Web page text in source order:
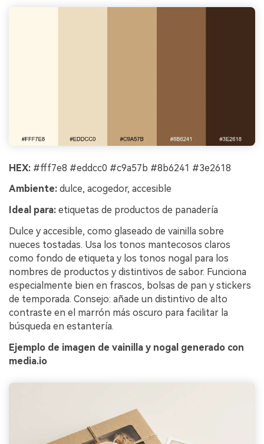
HEX: #fff7e8 #eddcc0 #c9a57b #8b6241 #3e2618
Ambiente: dulce, acogedor, accesible
Ideal para: etiquetas de productos de panadería
Dulce y accesible, como glaseado de vainilla sobre
nueces tostadas. Usa los tonos mantecosos claros
como fondo de etiqueta y los tonos nogal para los
nombres de productos y distintivos de sabor. Funciona
especialmente bien en frascos, bolsas de pan y stickers
de temporada. Consejo: añade un distintivo de alto
contraste en el marrón más oscuro para facilitar la
búsqueda en estantería.
Ejemplo de imagen de vainilla y nogal generado con
media.io